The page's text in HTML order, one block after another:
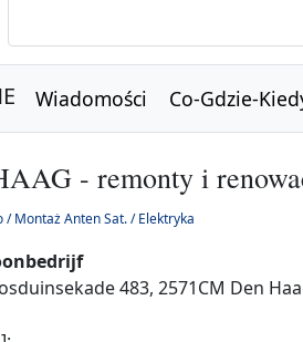
Wiadomości Co-Gdzie-
- remonty i
/ Montaż Anten Sat. / Elektryka
483, 2571CM Den